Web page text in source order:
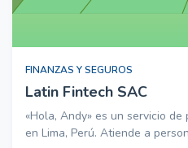
FINANZAS Y SEGUROS
Latin Fintech SAC
«Hola, Andy» es un servicio
en Lima, Perú. Atiende a